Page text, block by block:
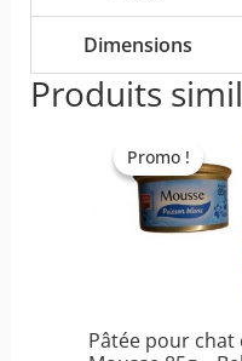
Dimensions
Produits
Promo !
Promo !
Pâtée pour chat
produit
a